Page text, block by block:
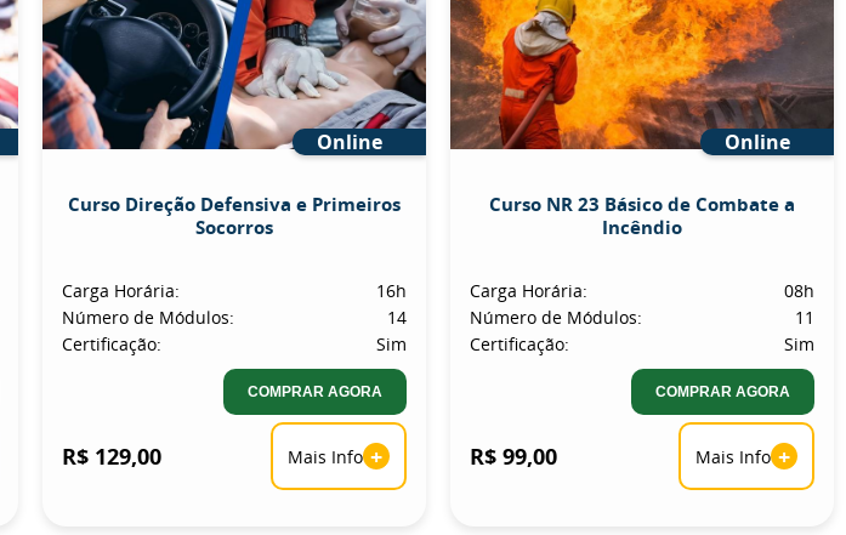
Online
Curso Direção Defensiva e Primeiros
Socorros
Carga Horária:
16h
Número de Módulos:
14
Certificação:
Sim
COMPRAR AGORA
R$ 129,00 Mais Info +
Online
Curso NR 23 Básico de Combate a
Incêndio
Carga Horária:
08h
Número de Módulos:
11
Certificação:
Sim
COMPRAR AGORA
R$ 99,00 Mais Info +